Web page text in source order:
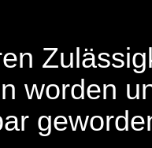
worden